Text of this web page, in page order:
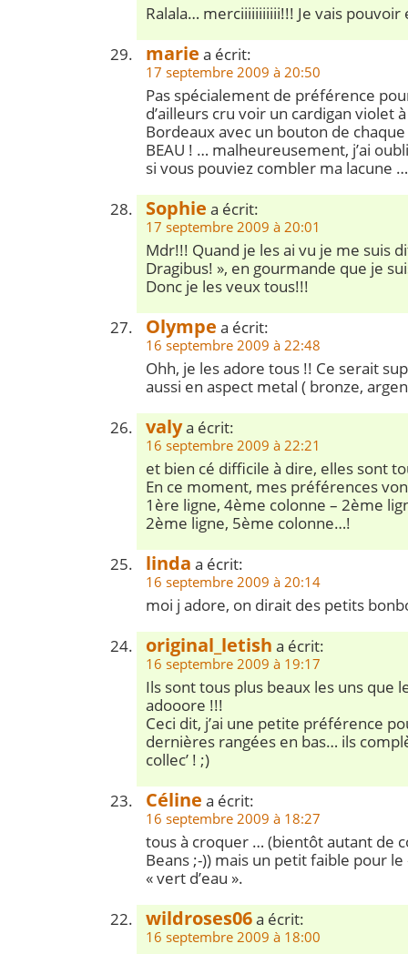
Ralala… merciiiiiiiiiii!!! Je vais
marie a écrit:
17 septembre 2009 à 20:50
Pas spécialement de préférence
d’ailleurs cru voir un cardigan violet
Bordeaux avec un bouton de
BEAU ! … malheureusement, j’ai
si vous pouviez combler ma lacune …
Sophie a écrit:
17 septembre 2009 à 20:01
Mdr!!! Quand je les ai vu je me suis
Dragibus! », en gourmande que je
Donc je les veux tous!!!
Olympe a écrit:
16 septembre 2009 à 22:48
Ohh, je les adore tous !! Ce serait
aussi en aspect metal ( bronze,
valya écrit:
16 septembre 2009 à 22:21
et bien cé difficile à dire, elles sont
En ce moment, mes préférences
1ère ligne, 4ème colonne – 2ème
2ème ligne, 5ème colonne…!
linda a écrit:
16 septembre 2009 à 20:14
moi j adore, on dirait des petits
original_letish a écrit:
16 septembre 2009 à 19:17
Ils sont tous plus beaux les uns que
adooore !!!
Ceci dit, j’ai une petite préférence
dernières rangées en bas… ils
collec’ ! ;)
Céline a écrit:
16 septembre 2009 à 18:27
tous à croquer … (bientôt autant de
Beans ;-)) mais un petit faible pour
« vert d’eau ».
wildroses06a écrit:
16 septembre 2009 à 18:00